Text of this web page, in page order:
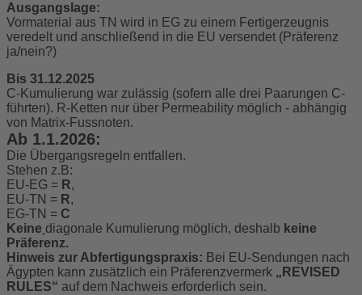
Ausgangslage:
Vormaterial aus TN wird in EG zu einem Fertigerzeugnis
veredelt und anschließend in die EU versendet (Präferenz
ja/nein?)
Bis 31.12.2025
C-Kumulierung war zulässig (sofern alle drei Paarungen C-
führten). R-Ketten nur über Permeability möglich - abhängig
von Matrix-Fussnoten.
Ab 1.1.2026:
Die Übergangsregeln entfallen.
Stehen z.B:
EU-EG = R,
EU-TN = R,
EG-TN = C
Keine diagonale Kumulierung möglich, deshalb keine
Präferenz.
Hinweis zur Abfertigungspraxis: Bei EU-Sendungen nach
Ägypten kann zusätzlich ein Präferenzvermerk „REVISED
RULES“ auf dem Nachweis erforderlich sein.